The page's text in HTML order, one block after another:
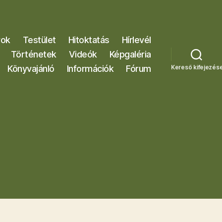
Testület Hitoktatás
Hírlevél
Történetek
Videók
Képgaléria
Könyvajánló
Információk Fórum Kereső